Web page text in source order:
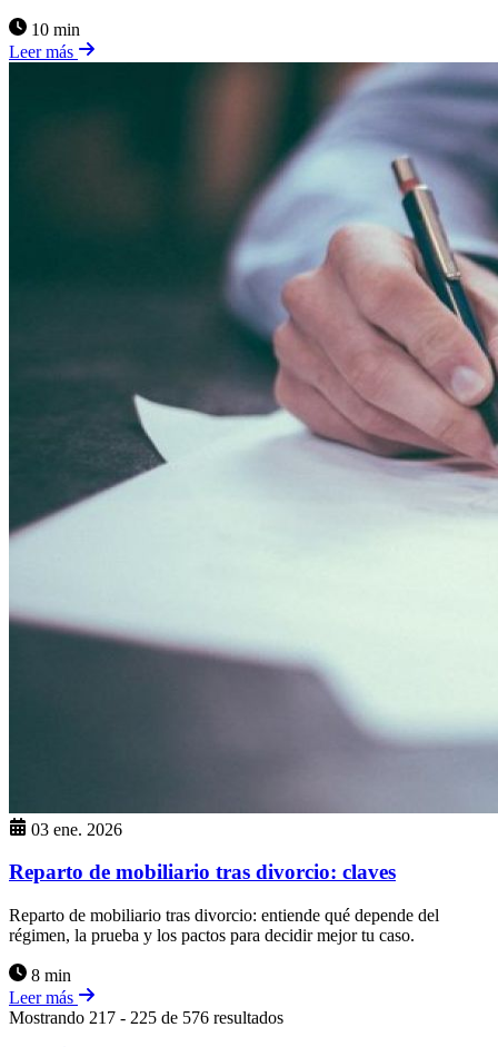
10 min
Leer más
03 ene. 2026
Reparto de mobiliario tras divorcio: claves
Reparto de mobiliario tras divorcio: entiende qué depende del
régimen, la prueba y los pactos para decidir mejor tu caso.
8 min
Leer más
Mostrando 217 - 225 de 576 resultados